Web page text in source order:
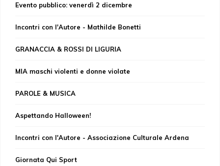
Evento pubblico: venerdì 2 dicembre
Incontri con l'Autore - Mathilde Bonetti
GRANACCIA & ROSSI DI LIGURIA
MIA maschi violenti e donne violate
PAROLE & MUSICA
Aspettando Halloween!
Incontri con l'Autore - Associazione Culturale Ardena
Giornata Qui Sport